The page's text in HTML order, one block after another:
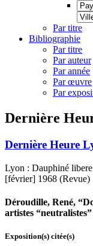
Par titre
Bibliographie
Par titre
Par auteur
Par année
Par œuvre
Par
Dernière
Dernière Heure
Lyon : Dauphiné libere
[février] 1968 (Revue)
Déroudille, René,
artistes
Exposition(s) citée(s)